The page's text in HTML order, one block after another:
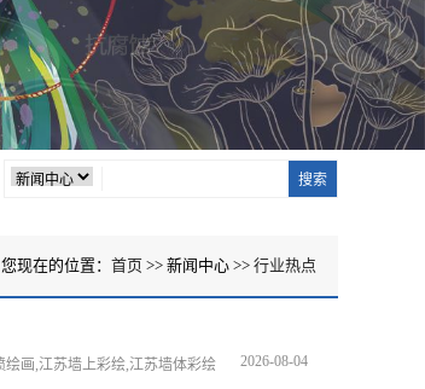
您现在的位置： 首页 >> 新闻中心 >> 行业热点
2026-08-04
绘画,江苏墙上彩绘,江苏墙体彩绘